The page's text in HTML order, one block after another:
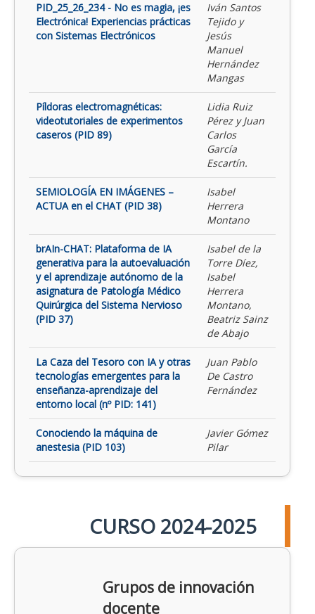
PID_25_26_234 - No es magia, ¡es
Electrónica! Experiencias prácticas
con Sistemas Electrónicos
Iván Santos
Tejido y
Jesús
Manuel
Hernández
Mangas
Píldoras electromagnéticas:
videotutoriales de experimentos
caseros (PID 89)
Lidia Ruiz
Pérez y Juan
Carlos
García
Escartín.
SEMIOLOGÍA EN IMÁGENES –
ACTUA en el CHAT (PID 38)
Isabel
Herrera
Montano
brAIn-CHAT: Plataforma de IA
generativa para la autoevaluación
y el aprendizaje autónomo de la
asignatura de Patología Médico
Quirúrgica del Sistema Nervioso
(PID 37)
Isabel de la
Torre Díez,
Isabel
Herrera
Montano,
Beatriz Sainz
de Abajo
La Caza del Tesoro con IA y otras
tecnologías emergentes para la
enseñanza-aprendizaje del
entorno local (nº PID: 141)
Juan Pablo
De Castro
Fernández
Conociendo la máquina de
anestesia (PID 103)
Javier Gómez
Pilar
CURSO 2024-2025
Grupos de innovación
docente